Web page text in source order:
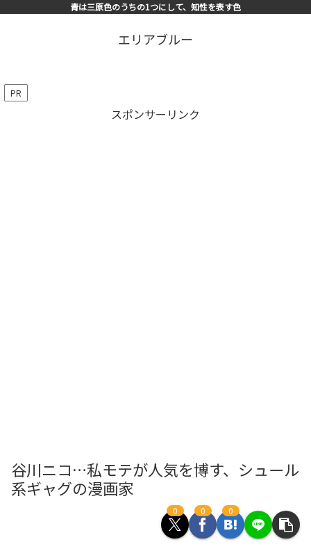
青は三原色のうちの1つにして、知性を表す色
エリアブルー
PR
スポンサーリンク
谷川ニコ…私モテが人気を博す、シュール
系ギャグの漫画家
0 0 0